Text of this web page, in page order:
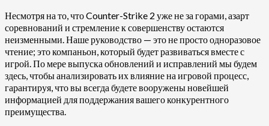
Несмотря на то, что Counter-Strike 2 уже не за горами, азарт
соревнований и стремление к совершенству остаются
неизменными. Наше руководство — это не просто одноразовое
чтение; это компаньон, который будет развиваться вместе с
игрой. По мере выпуска обновлений и исправлений мы будем
здесь, чтобы анализировать их влияние на игровой процесс,
гарантируя, что вы всегда будете вооружены новейшей
информацией для поддержания вашего конкурентного
преимущества.